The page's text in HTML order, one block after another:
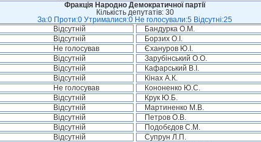
Фракція Народно Демократичної партії
Кількість депутатів: 30
За:0 Проти:0 Утрималися:0 Не голосували:5 Відсутні:25
Відсутній Бандурка О.М.
Відсутній Борзих О.І.
Не голосував Єхануров Ю.І.
Відсутній Зарубінський О.О.
Відсутній Кафарський В.І.
Відсутній Кінах А.К.
Не голосував Кононенко Ю.С.
Відсутній Крук Ю.Б.
Відсутній Мартиненко М.В.
Відсутній Петров О.В.
Відсутній Подобєдов С.М.
Відсутній Супрун Л.П.